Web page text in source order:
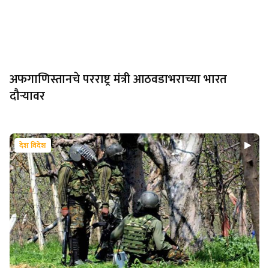
अफगाणिस्तानचे परराष्ट्र मंत्री आठवडाभराच्या भारत
दौऱ्यावर
देश विदेश